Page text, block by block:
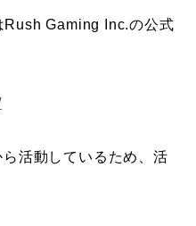
Rush Gaming Inc.の公式
活動しているため、活